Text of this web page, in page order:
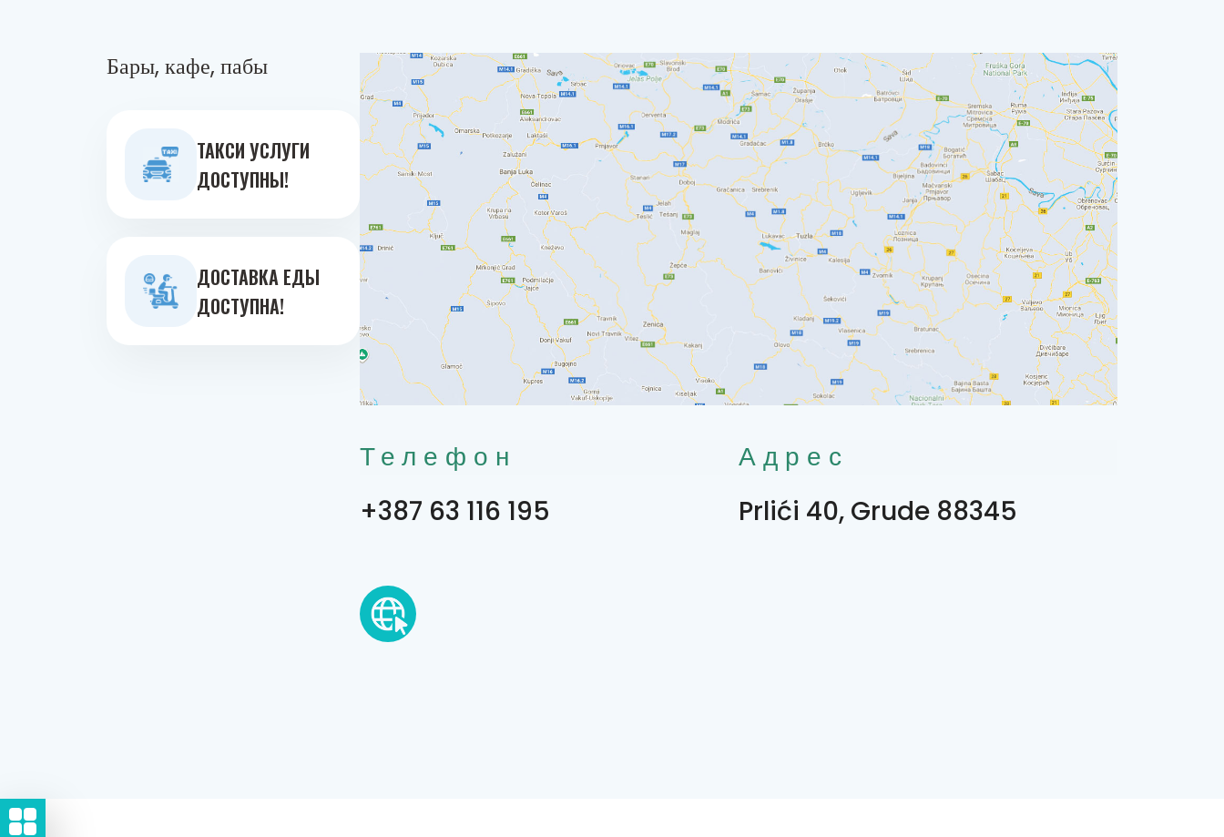
Бары, кафе, пабы
ТАКСИ УСЛУГИ
ДОСТУПНЫ!
ДОСТАВКА ЕДЫ
ДОСТУПНА!
Телефон
+387 63 116 195
Адрес
Prlići 40, Grude 88345